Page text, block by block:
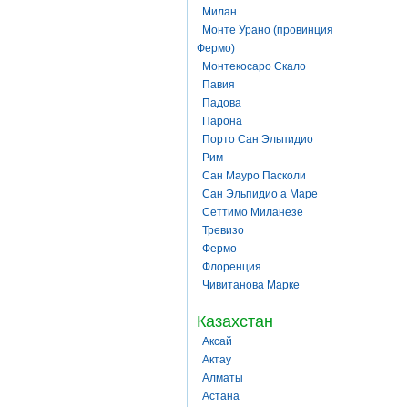
Милан
Монте Урано (провинция
Фермо)
Монтекосаро Скало
Павия
Падова
Парона
Порто Сан Эльпидио
Рим
Сан Мауро Пасколи
Сан Эльпидио а Маре
Сеттимо Миланезе
Тревизо
Фермо
Флоренция
Чивитанова Марке
Казахстан
Аксай
Актау
Алматы
Астана